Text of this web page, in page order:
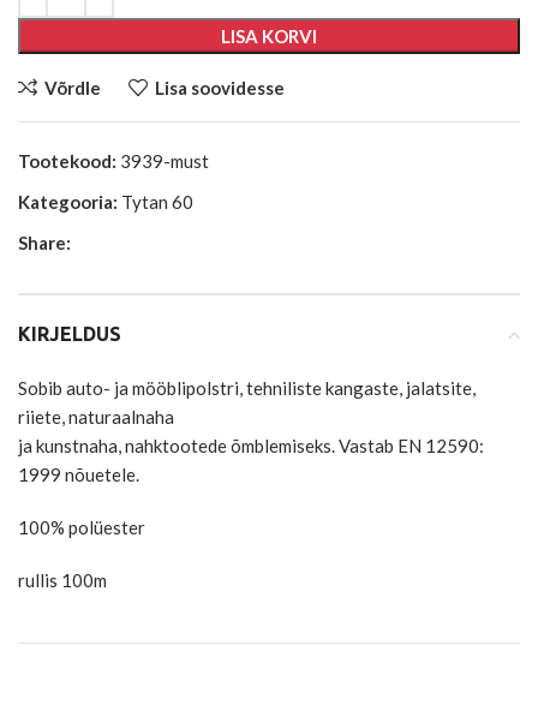
LISA KORVI
Võrdle Lisa soovidesse
Tootekood: 3939-must
Kategooria: Tytan 60
Share:
KIRJELDUS
Sobib auto- ja mööblipolstri, tehniliste kangaste, jalatsite,
riiete, naturaalnaha
ja kunstnaha, nahktootede õmblemiseks. Vastab EN 12590:
1999 nõuetele.
100% polüester
rullis 100m